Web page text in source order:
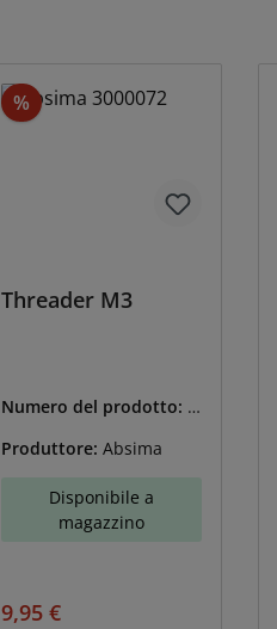
%Sconto
Threader M3
Numero del prodotto: A
Produttore: Absima
Disponibile a
magazzino
Prezzo di vendita:
9,95 €